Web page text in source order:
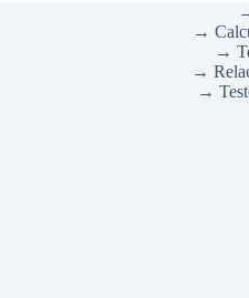
→
→
→
→